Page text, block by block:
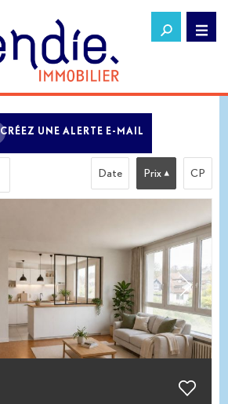
CRÉEZ UNE ALERTE E-MAIL
Date Prix CP